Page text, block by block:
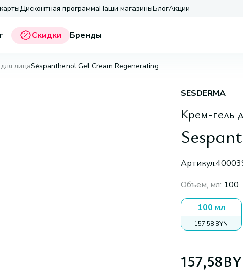
Дисконтная программаНаши магазиныБлогАкции
Скидки Бренды
лицаSespanthenol Gel Cream Regenerating
SESDERMA
Крем-гель
Артикул:
Объем, мл: 100
100 мл
157,58 BYN
157,58